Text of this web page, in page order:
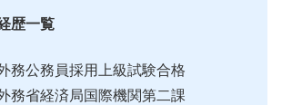
歴一覧
務公務員採用上級試験合格
務省経済局国際機関第二課